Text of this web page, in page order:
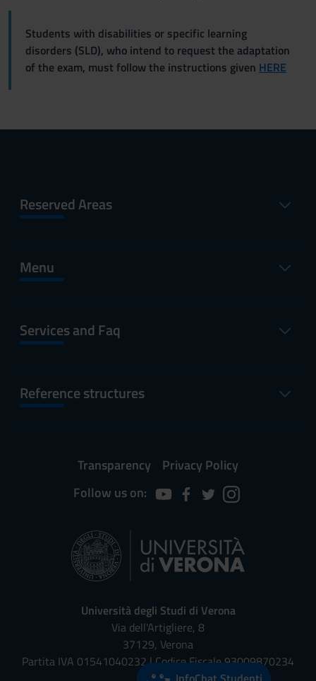
Students with disabilities or specific learning
disorders (SLD), who intend to request the adaptation
of the exam, must follow the instructions given HERE
Reserved Areas
Menu
Services and Faq
Reference structures
Transparency
Privacy Policy
Follow us on:
Università degli Studi di Verona
Via dell'Artigliere, 8
37129, Verona
Partita IVA 01541040232 | Codice Fiscale 93009870234